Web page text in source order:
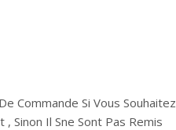
Commande Si Vous Souhaitez
Sinon Il Sne Sont Pas Remis